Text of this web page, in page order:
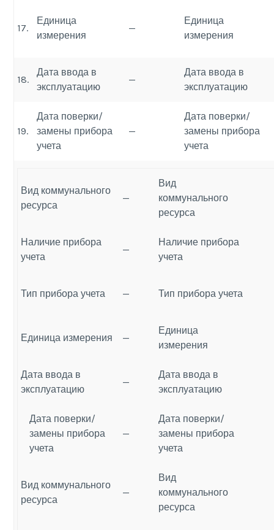
17.
Единица
измерения
—
Единица
измерения
18.
Дата ввода в
эксплуатацию
—
Дата ввода в
эксплуатацию
19.
Дата поверки/
замены прибора
учета
—
Дата поверки/
замены прибора
учета
Вид коммунального
ресурса
—
Вид
коммунального
ресурса
Наличие прибора
учета
—
Наличие прибора
учета
Тип прибора учета — Тип прибора учета
Единица измерения —
Единица
измерения
Дата ввода в
эксплуатацию
—
Дата ввода в
эксплуатацию
Дата поверки/
замены прибора
учета
—
Дата поверки/
замены прибора
учета
Вид коммунального
ресурса
—
Вид
коммунального
ресурса